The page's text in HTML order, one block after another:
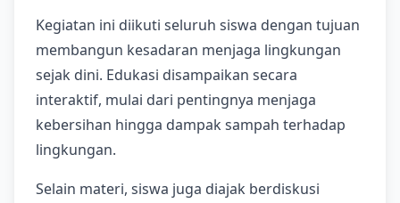
Kegiatan ini diikuti seluruh siswa dengan tujuan
membangun kesadaran menjaga lingkungan
sejak dini. Edukasi disampaikan secara
interaktif, mulai dari pentingnya menjaga
kebersihan hingga dampak sampah terhadap
lingkungan.
Selain materi, siswa juga diajak berdiskusi